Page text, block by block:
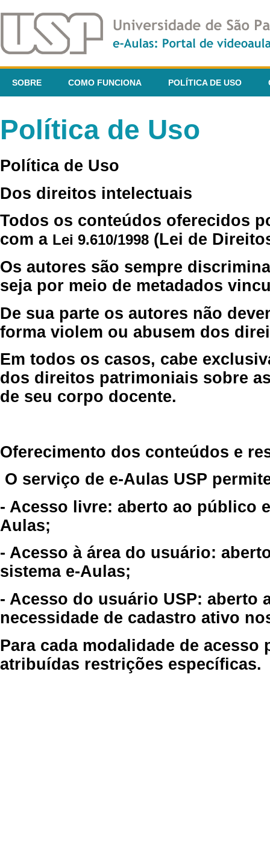
SOBRE COMO FUNCIONA POLÍTICA DE USO
Política de Uso
Política de Uso
Dos direitos intelectuais
Todos os conteúdos oferecidos
com a Lei 9.610/1998 (Lei de
Os autores são sempre
seja por meio de metadados
De sua parte os autores não
forma violem ou abusem dos
Em todos os casos, cabe
dos direitos patrimoniais sobre
de seu corpo docente.
Oferecimento dos conteúdos e
O serviço de e-Aulas USP
- Acesso livre: aberto ao público
Aulas;
- Acesso à área do usuário:
sistema e-Aulas;
- Acesso do usuário USP: aberto
necessidade de cadastro ativo
Para cada modalidade de
atribuídas restrições específicas.